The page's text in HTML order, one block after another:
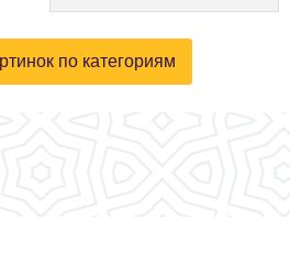
по категориям